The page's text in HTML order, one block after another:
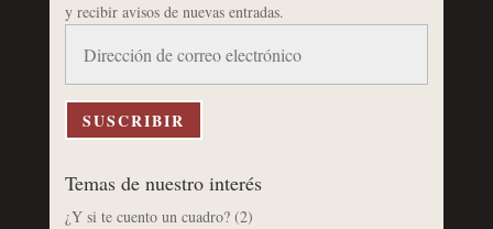
y recibir avisos de nuevas entradas.
correo
electrónico
SUSCRIBIR
Temas de nuestro interés
¿Y si te cuento un cuadro?(2)